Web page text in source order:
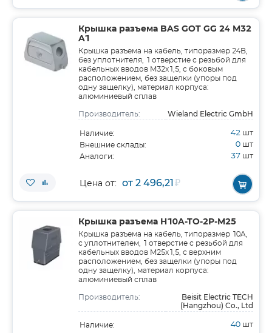
Крышка разъема BAS GOT GG 24 M32
A1
Крышка разъема на кабель, типоразмер 24B,
без уплотнителя, 1 отверстие с резьбой для
кабельных вводов M32x1,5, с боковым
расположением, без защелки (упоры под
одну защелку), материал корпуса:
алюминиевый сплав
Производитель: Wieland Electric GmbH
Наличие: 42 шт
Внешние склады: 0 шт
Аналоги: 37 шт
Цена от: от 2 496,21₽
Крышка разъема H10A-TO-2P-M25
Крышка разъема на кабель, типоразмер 10A,
с уплотнителем, 1 отверстие с резьбой для
кабельных вводов M25x1,5, с верхним
расположением, без защелки (упоры под
одну защелку), материал корпуса:
алюминиевый сплав
Производитель:
Beisit Electric TECH
(Hangzhou) Co., Ltd
Наличие: 40 шт